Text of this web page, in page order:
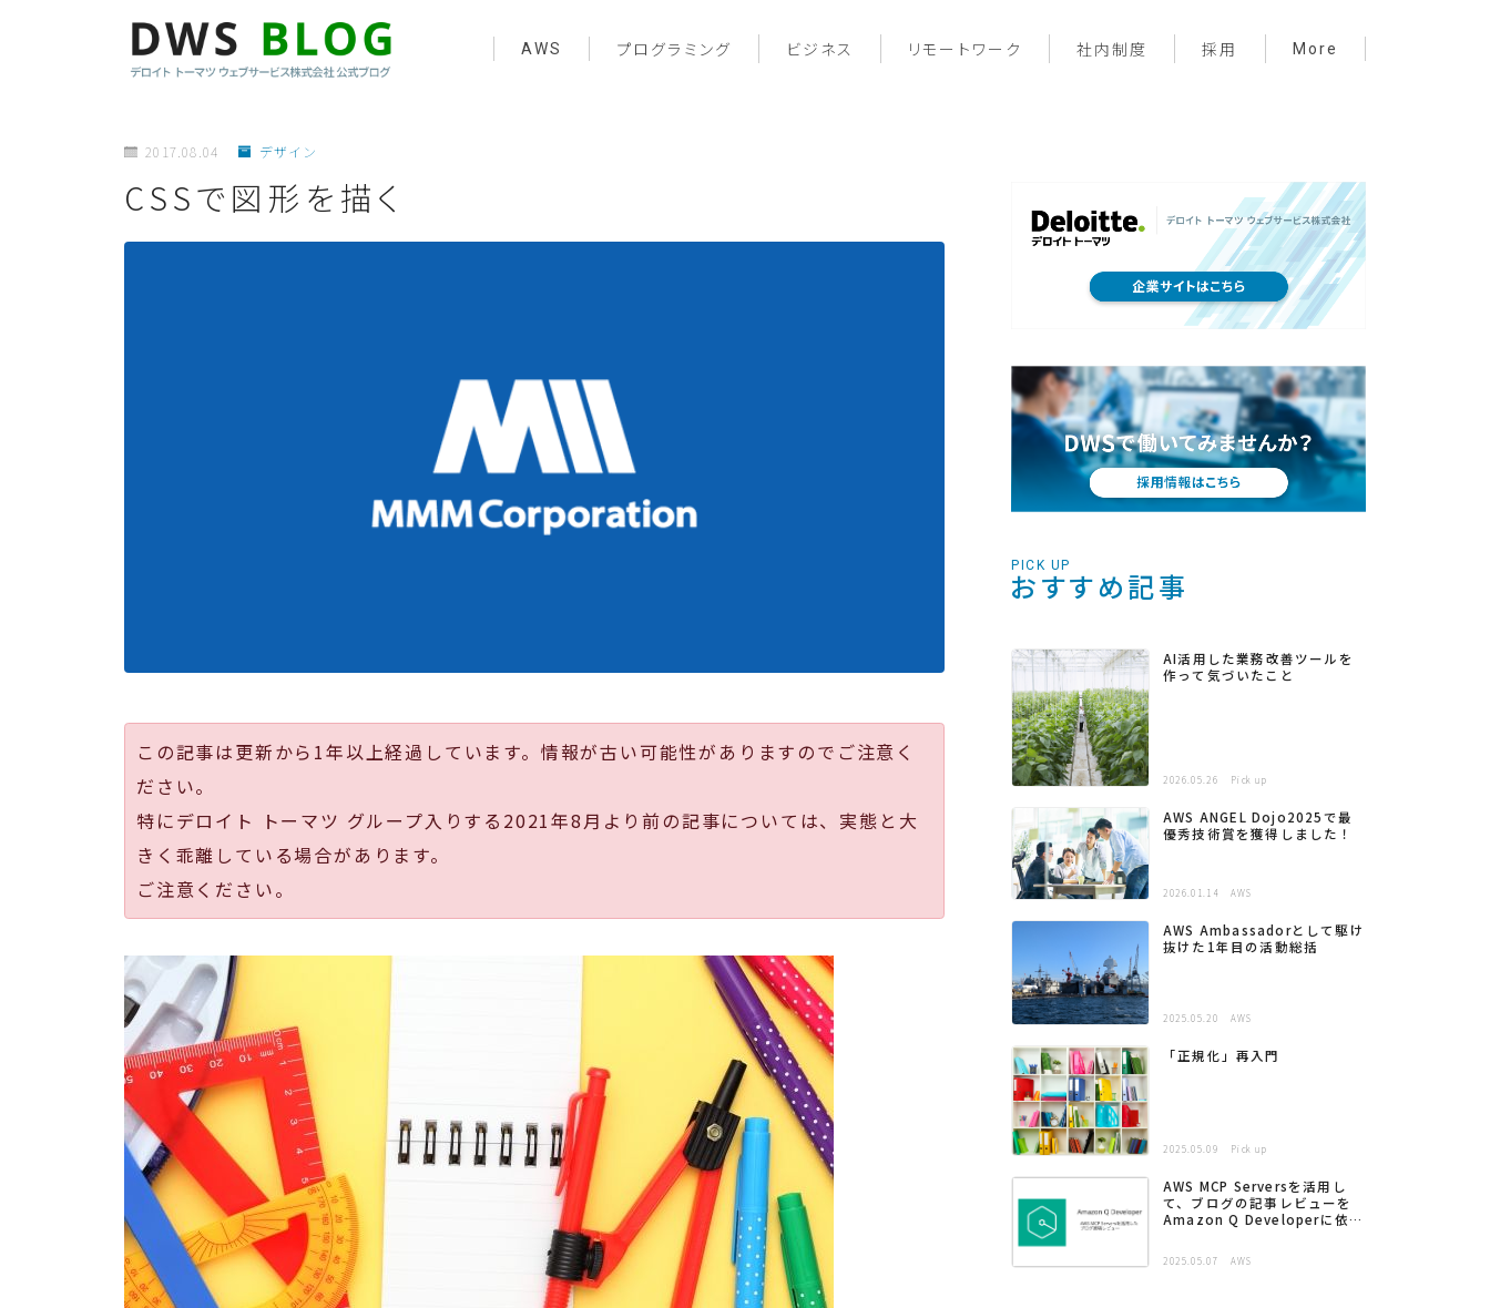
AWS プログラミング ビジネス リモートワーク 社内制度 採用 More
サーバーレス
プライベート
メンバー紹介
2017.08.04 デザイン
CSSで図形を描く
この記事は更新から1年以上経過しています。情報が古い可能性がありますのでご注意く
ださい。
特にデロイト トーマツ グループ入りする2021年8月より前の記事については、実態と大
きく乖離している場合があります。
ご注意ください。
PICK UP
おすすめ記事
AI活用した業務改善ツールを
作って気づいたこと
2026.05.26 Pick up
AWS ANGEL Dojo2025で最
優秀技術賞を獲得しました！
2026.01.14 AWS
AWS Ambassadorとして駆け
抜けた1年目の活動総括
2025.05.20 AWS
「正規化」再入門
2025.05.09 Pick up
AWS MCP Serversを活用し
て、ブログの記事レビューを
Amazon Q Developerに依頼
2025.05.07 AWS